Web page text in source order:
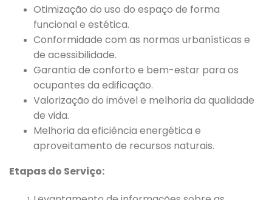
Otimização do uso do espaço de forma
funcional e estética.
Conformidade com as normas urbanísticas e
de acessibilidade.
Garantia de conforto e bem-estar para os
ocupantes da edificação.
Valorização do imóvel e melhoria da qualidade
de vida.
Melhoria da eficiência energética e
aproveitamento de recursos naturais.
Etapas do Serviço: